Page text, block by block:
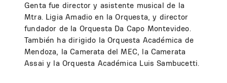
Genta fue director y asistente musical de la
Mtra. Ligia Amadio en la Orquesta, y director
fundador de la Orquesta Da Capo Montevideo.
También ha dirigido la Orquesta Académica de
Mendoza, la Camerata del MEC, la Camerata
Assai y la Orquesta Académica Luis Sambucetti.